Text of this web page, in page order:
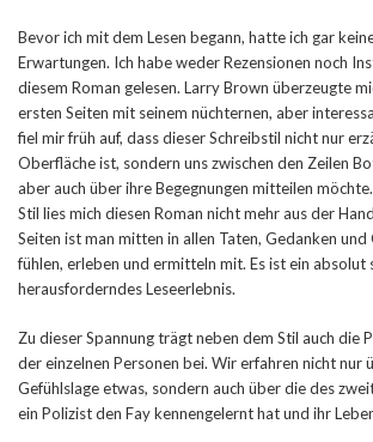
Bevor ich mit dem Lesen begann, hatte ich gar
Erwartungen. Ich habe weder Rezensionen noch
diesem Roman gelesen. Larry Brown überzeugte
ersten Seiten mit seinem nüchternen, aber
fiel mir früh auf, dass dieser Schreibstil nicht nur
Oberfläche ist, sondern uns zwischen den Zeilen
aber auch über ihre Begegnungen mitteilen
Stil lies mich diesen Roman nicht mehr aus der
Seiten ist man mitten in allen Taten, Gedanken und
fühlen, erleben und ermitteln mit. Es ist ein absolut
herausforderndes Leseerlebnis.
Zu dieser Spannung trägt neben dem Stil auch die
der einzelnen Personen bei. Wir erfahren nicht nur
Gefühlslage etwas, sondern auch über die des
ein Polizist den Fay kennengelernt hat und ihr